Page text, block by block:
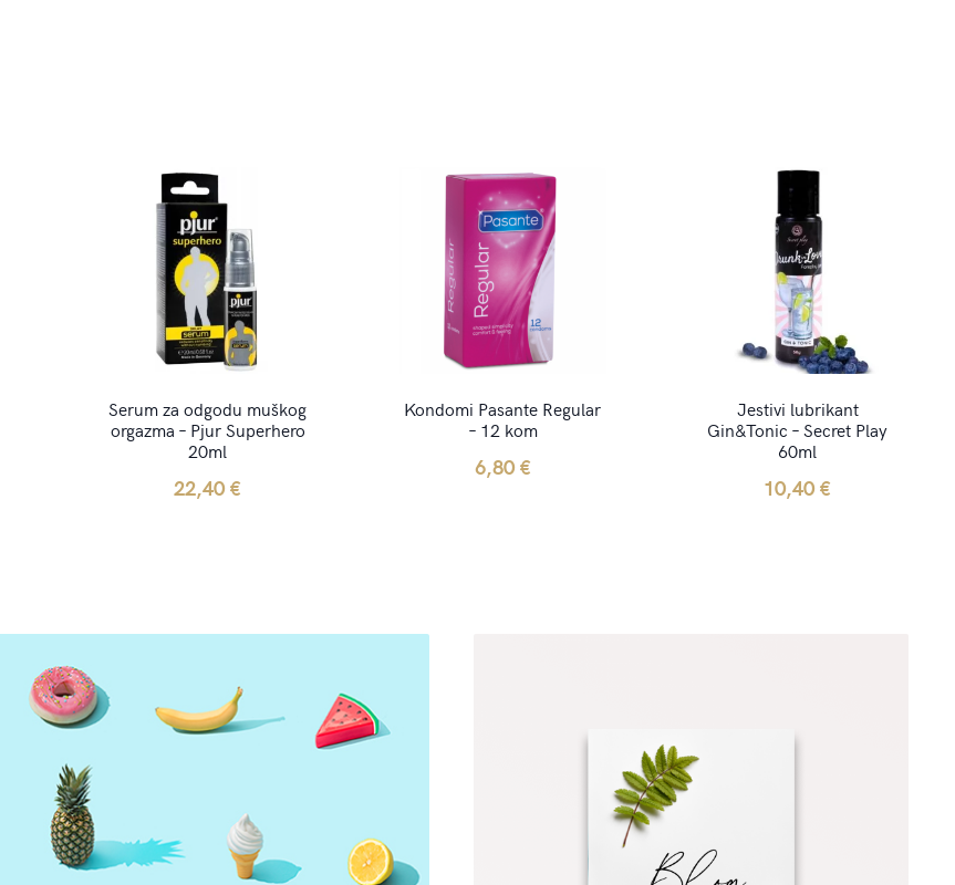
Serum za odgodu muškog
orgazma – Pjur Superhero
20ml
22,40€
Kondomi Pasante Regular
– 12 kom
6,80€
Jestivi lubrikant
Gin&Tonic – Secret Play
60ml
10,40€